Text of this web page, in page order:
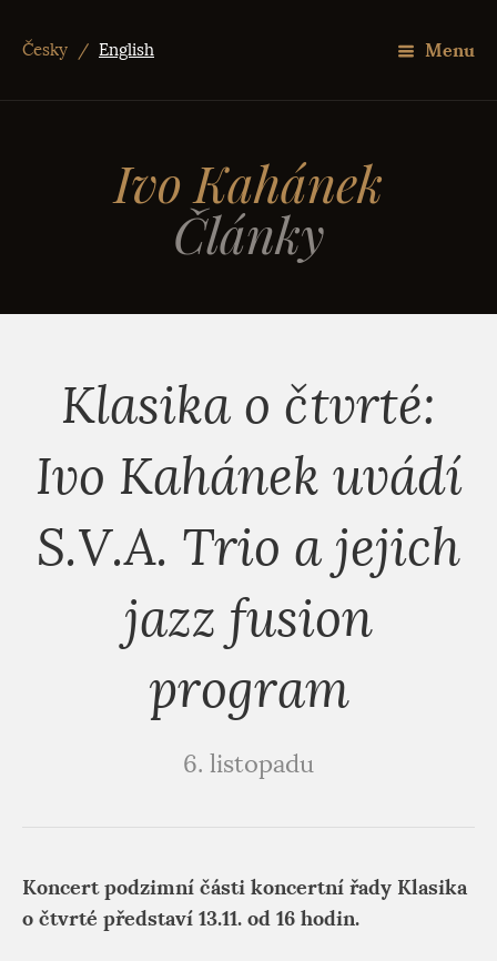
Menu
Česky / English
Ivo Kahánek
Články
Klasika o čtvrté:
Ivo Kahánek uvádí
S.V.A. Trio a jejich
jazz fusion
program
6. listopadu
Koncert podzimní části koncertní řady Klasika
o čtvrté představí 13.11. od 16 hodin.